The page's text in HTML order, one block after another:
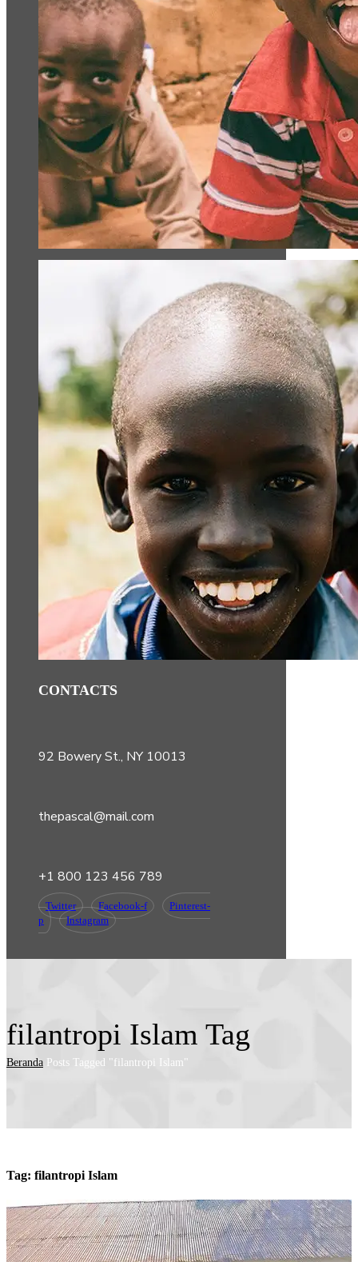
CONTACTS
92 Bowery St., NY 10013
thepascal@mail.com
+1 800 123 456 789
Twitter Facebook-f
Pinterest-
p
Instagram
filantropi Islam Tag
Beranda Posts Tagged "filantropi Islam"
Tag: filantropi Islam